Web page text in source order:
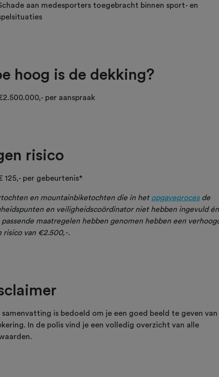
aan medesporters toegebracht binnen sport- en
hoog is de dekking?
per aanspraak
risico
125,- per gebeurtenis*
en mountainbiketochten die in het opgaveprocesde
en veiligheidscoördinator niet hebben ingevuld én
maatregelen hebben genomen hebben een
risico van €2.500,-.
samenvatting is bedoeld om je een goed beeld te geven van
In de polis vind je een volledig overzicht van alle